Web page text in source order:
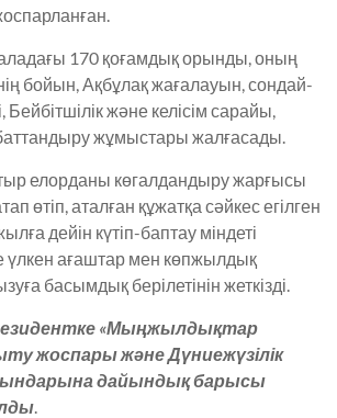
170 қоғамдық орынды, оның
бойын, Ақбұлақ жағалауын, сондай-
Бейбітшілік және келісім сарайы,
жұмыстары жалғасады.
елорданы көгалдандыру жарғысы
өтіп, аталған құжатқа сәйкес егілген
дейін күтіп-баптау міндеті
үлкен ағаштар мен көпжылдық
басымдық берілетінін жеткізді.
«Мыңжылдықтар
жоспары және Дүниежүзілік
дайындық барысы